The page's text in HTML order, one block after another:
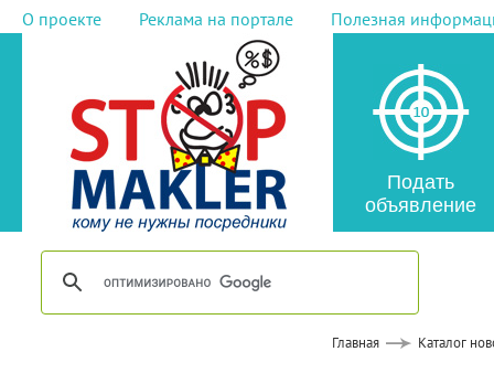
О проекте Реклама на портале Полезная
Подать
объявление
Главная Каталог